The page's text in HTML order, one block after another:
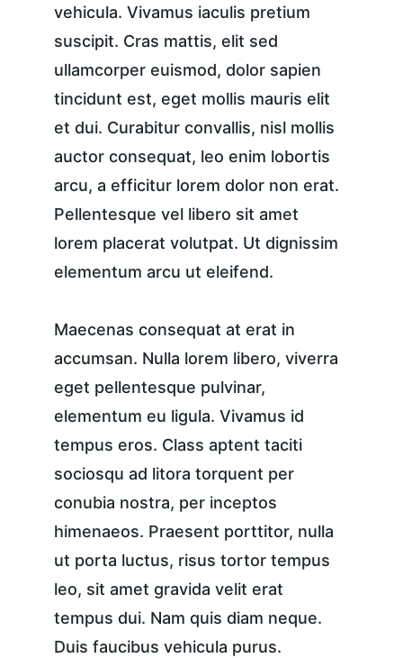
vehicula. Vivamus iaculis pretium
suscipit. Cras mattis, elit sed
ullamcorper euismod, dolor sapien
tincidunt est, eget mollis mauris elit
et dui. Curabitur convallis, nisl mollis
auctor consequat, leo enim lobortis
arcu, a efficitur lorem dolor non erat.
Pellentesque vel libero sit amet
lorem placerat volutpat. Ut dignissim
elementum arcu ut eleifend.
Maecenas consequat at erat in
accumsan. Nulla lorem libero, viverra
eget pellentesque pulvinar,
elementum eu ligula. Vivamus id
tempus eros. Class aptent taciti
sociosqu ad litora torquent per
conubia nostra, per inceptos
himenaeos. Praesent porttitor, nulla
ut porta luctus, risus tortor tempus
leo, sit amet gravida velit erat
tempus dui. Nam quis diam neque.
Duis faucibus vehicula purus.